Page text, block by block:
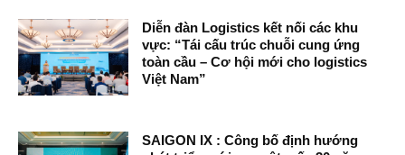
Diễn đàn Logistics kết nối các khu
vực: “Tái cấu trúc chuỗi cung ứng
toàn cầu – Cơ hội mới cho logistics
Việt Nam”
SAIGON IX : Công bố định hướng